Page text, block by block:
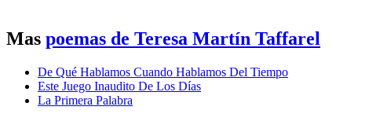
Mas poemas de Teresa Martín Taffarel
De Qué Hablamos Cuando Hablamos Del Tiempo
Este Juego Inaudito De Los Días
La Primera Palabra